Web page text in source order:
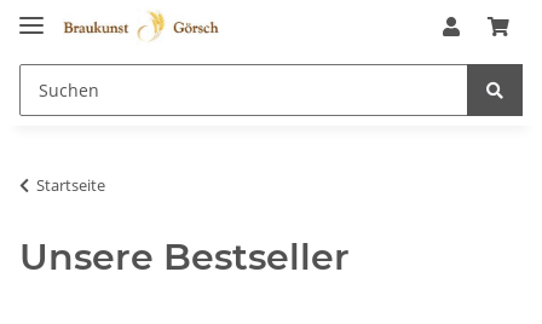
Startseite
Unsere Bestseller